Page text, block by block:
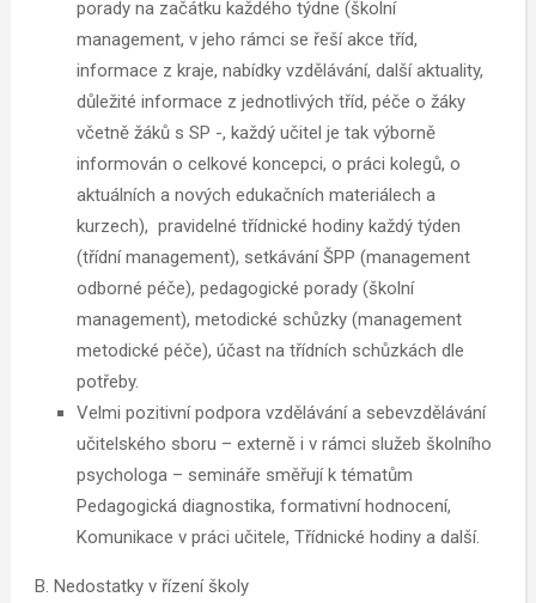
porady na začátku každého týdne (školní
management, v jeho rámci se řeší akce tříd,
informace z kraje, nabídky vzdělávání, další aktuality,
důležité informace z jednotlivých tříd, péče o žáky
včetně žáků s SP -, každý učitel je tak výborně
informován o celkové koncepci, o práci kolegů, o
aktuálních a nových edukačních materiálech a
kurzech), pravidelné třídnické hodiny každý týden
(třídní management), setkávání ŠPP (management
odborné péče), pedagogické porady (školní
management), metodické schůzky (management
metodické péče), účast na třídních schůzkách dle
potřeby.
Velmi pozitivní podpora vzdělávání a sebevzdělávání
učitelského sboru – externě i v rámci služeb školního
psychologa – semináře směřují k tématům
Pedagogická diagnostika, formativní hodnocení,
Komunikace v práci učitele, Třídnické hodiny a další.
B. Nedostatky v řízení školy